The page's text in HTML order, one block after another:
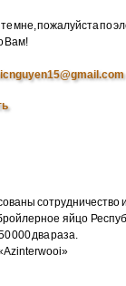
мне, пожалуйста по
Вам!
сотрудничество
яйцо
000 два раза.